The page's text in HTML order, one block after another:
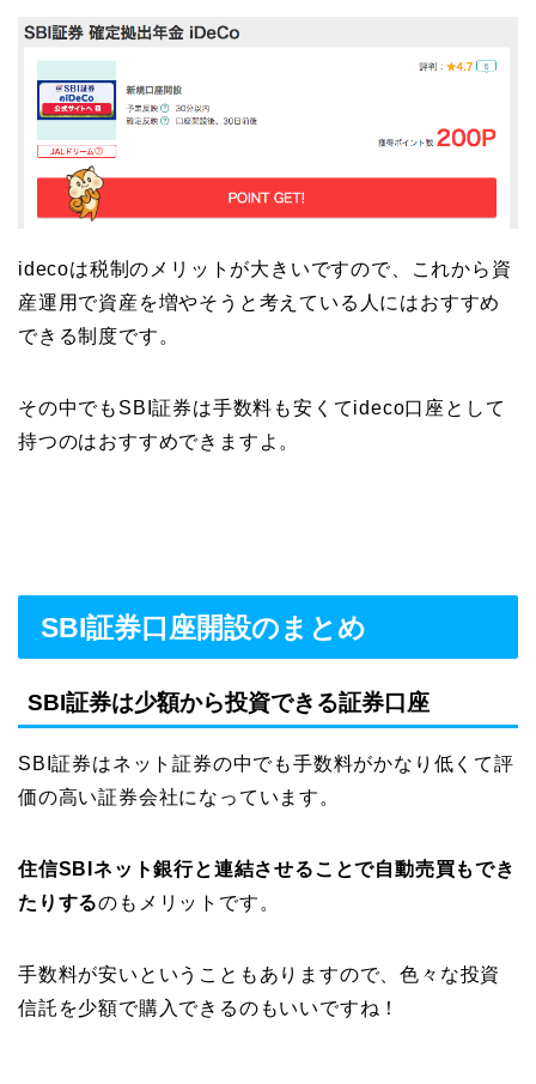
idecoは税制のメリットが大きいですので、これから資
産運用で資産を増やそうと考えている人にはおすすめ
できる制度です。
その中でもSBI証券は手数料も安くてideco口座として
持つのはおすすめできますよ。
SBI証券口座開設のまとめ
SBI証券は少額から投資できる証券口座
SBI証券はネット証券の中でも手数料がかなり低くて評
価の高い証券会社になっています。
住信SBIネット銀行と連結させることで自動売買もでき
たりするのもメリットです。
手数料が安いということもありますので、色々な投資
信託を少額で購入できるのもいいですね！